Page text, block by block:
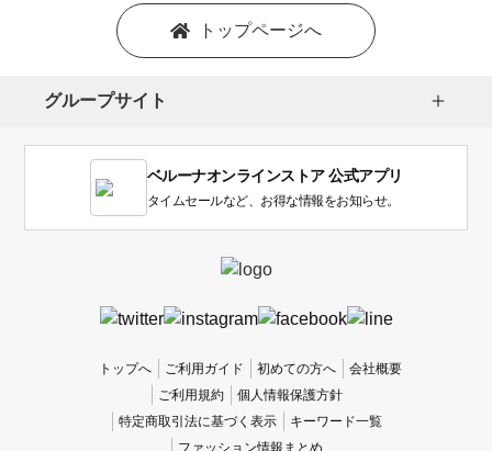
トップページへ
グループサイト
ベルーナオンラインストア 公式アプリ
タイムセールなど、お得な情報をお知らせ。
トップへ ご利用ガイド 初めての方へ
会社概要
ご利用規約
個人情報保護方針
特定商取引法に基づく表示
キーワード一覧
ファッション情報まとめ